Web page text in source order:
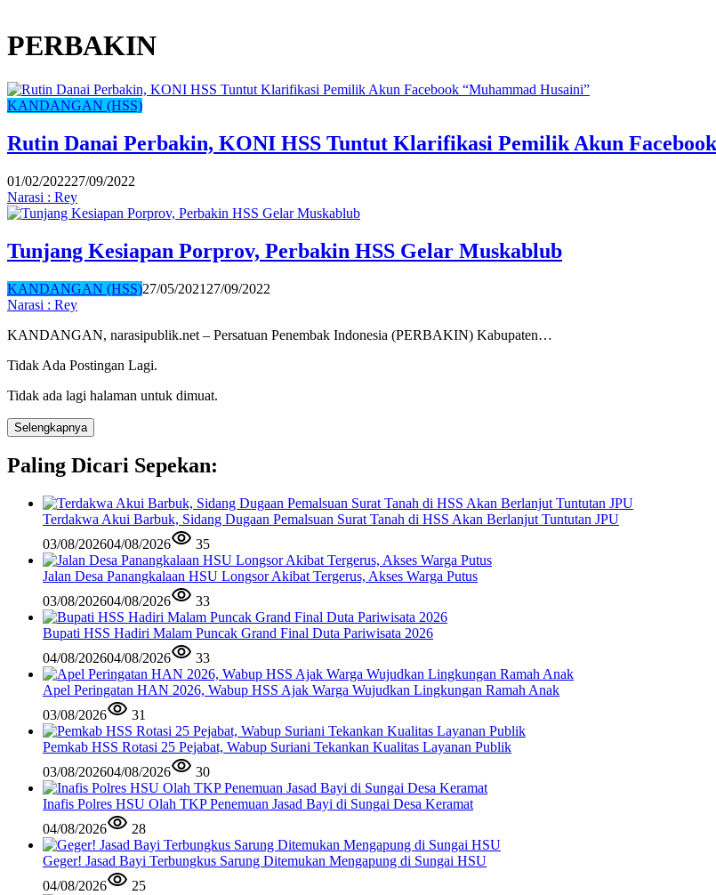
PERBAKIN
KANDANGAN (HSS)
Rutin Danai Perbakin, KONI HSS Tuntut Klarifikasi Pemilik Akun
01/02/202227/09/2022
Narasi : Rey
Tunjang Kesiapan Porprov, Perbakin HSS Gelar Muskablub
KANDANGAN (HSS)27/05/2021 27/09/2022
Narasi : Rey
KANDANGAN, narasipublik.net – Persatuan Penembak Indonesia (PERBAKIN) Kabupaten…
Tidak Ada Postingan Lagi.
Tidak ada lagi halaman untuk dimuat.
Selengkapnya
Paling Dicari Sepekan:
Terdakwa Akui Barbuk, Sidang Dugaan Pemalsuan Surat Tanah di HSS Akan Berlanjut Tuntutan JPU
03/08/202604/08/2026 35
Jalan Desa Panangkalaan HSU Longsor Akibat Tergerus, Akses Warga Putus
03/08/202604/08/2026 33
Bupati HSS Hadiri Malam Puncak Grand Final Duta Pariwisata 2026
04/08/202604/08/2026 33
Apel Peringatan HAN 2026, Wabup HSS Ajak Warga Wujudkan Lingkungan Ramah Anak
03/08/2026
31
Pemkab HSS Rotasi 25 Pejabat, Wabup Suriani Tekankan Kualitas Layanan Publik
03/08/202604/08/2026 30
Inafis Polres HSU Olah TKP Penemuan Jasad Bayi di Sungai Desa Keramat
04/08/2026
28
Geger! Jasad Bayi Terbungkus Sarung Ditemukan Mengapung di Sungai HSU
04/08/2026
25